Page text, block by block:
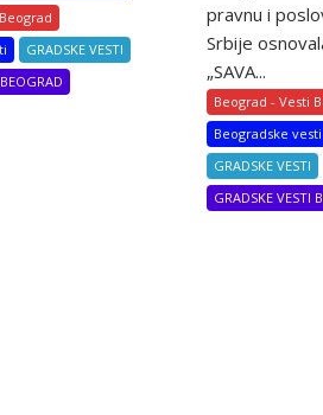
GRADSKE VESTI
pravnu i
Srbije
„SAVA...
Beograd - Vesti
Beogradske vesti
GRADSKE VESTI
GRADSKE VESTI